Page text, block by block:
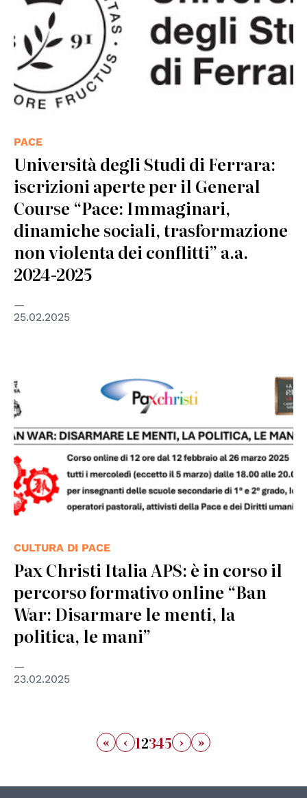
PACE
Università degli Studi di Ferrara:
iscrizioni aperte per il General
Course “Pace: Immaginari,
dinamiche sociali, trasformazione
non violenta dei conflitti” a.a.
2024-2025
25.02.2025
CULTURA DI PACE
Pax Christi Italia APS: è in corso il
percorso formativo online “Ban
War: Disarmare le menti, la
politica, le mani”
23.02.2025
« ‹ 12345 › »